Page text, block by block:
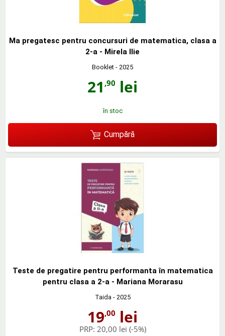
Ma pregatesc pentru concursuri de matematica, clasa a
2-a - Mirela Ilie
Booklet - 2025
21 ,90 lei
în stoc
Cumpără
Teste de pregatire pentru performanta în matematica
pentru clasa a 2-a - Mariana Morarasu
Taida - 2025
19,00 lei
PRP: 20,00 lei (-5%)